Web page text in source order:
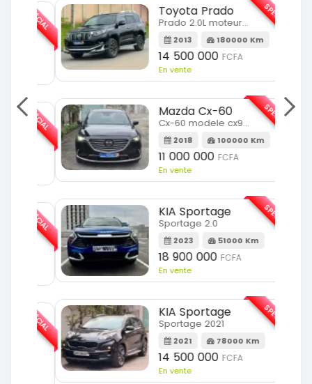
SPÉCIAL
Toyota Prado
Prado 2.0L moteur d4d
2013 180000 Km
14 500 000FCFA
En vente
SPÉCIAL
Mazda Cx-60
Cx-60 modele cx9 full option
2018 100000 Km
11 000 000FCFA
En vente
SPÉCIAL
KIA Sportage
Sportage 2.0
2023 51000 Km
18 900 000FCFA
En vente
SPÉCIAL
KIA Sportage
Sportage 2021
2021 78000 Km
14 500 000FCFA
En vente
SPÉCIAL